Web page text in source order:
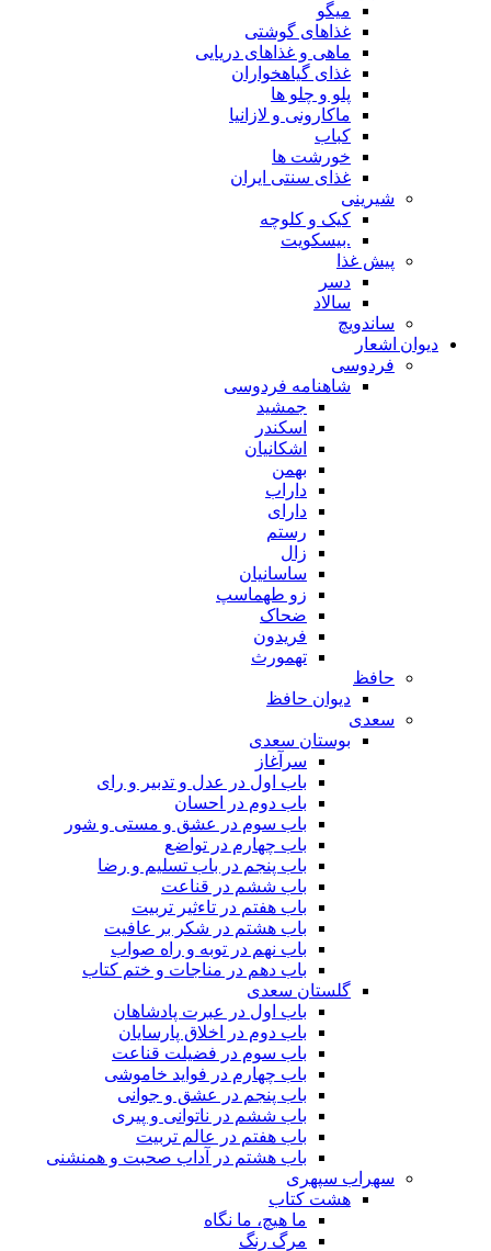
میگو
غذاهای گوشتی
ماهی و غذاهای دریایی
غذای گیاهخواران
پلو و چلو ها
ماکارونی و لازانیا
کباب
خورشت ها
غذای سنتی ایران
شیرینی
کیک و کلوچه
.بیسکویت
پیش غذا
دسر
سالاد
ساندویچ
دیوان اشعار
فردوسی
شاهنامه فردوسی
جمشید
اسکندر
اشکانیان
بهمن
داراب
دارای
رستم
زال
ساسانیان
زو طهماسپ‏
ضحاک
فریدون
تهمورث
حافظ
دیوان حافظ
سعدی
بوستان سعدی
سرآغاز
باب اول در عدل و تدبیر و رای
باب دوم در احسان
باب سوم در عشق و مستی و شور
باب چهارم در تواضع
باب پنجم در باب تسلیم و رضا
باب ششم در قناعت
باب هفتم در تاءثیر تربیت
باب هشتم در شکر بر عافیت
باب نهم در توبه و راه صواب
باب دهم در مناجات و ختم کتاب
گلستان سعدی
باب اول در عبرت پادشاهان
باب دوم در اخلاق پارسایان
باب سوم در فضیلت قناعت
باب چهارم در فواید خاموشى
باب پنجم در عشق و جوانى
باب ششم در ناتوانى و پیرى
باب هفتم در عالم تربیت
باب هشتم در آداب صحبت و همنشنى
سهراب سپهری
هشت کتاب
ما هیچ، ما نگاه
مرگ رنگ